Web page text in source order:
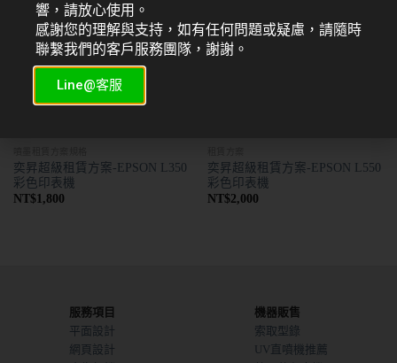
奕昇超級租賃方案-EPSON L350
彩色印表機
NT$1,800
奕昇超級租賃方案-EPSON L550
彩色印表機
NT$2,000
服務項目
平面設計
網頁設計
機器販售
索取型錄
UV直噴機推薦
響，請放心使用。
感謝您的理解與支持，如有任何問題或疑慮，請隨時
聯繫我們的客戶服務團隊，謝謝。
Line@客服